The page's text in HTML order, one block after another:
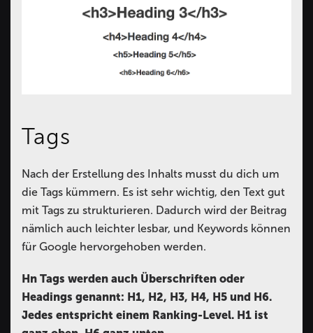
Tags
Nach der Erstellung des Inhalts musst du dich um
die Tags kümmern. Es ist sehr wichtig, den Text gut
mit Tags zu strukturieren. Dadurch wird der Beitrag
nämlich auch leichter lesbar, und Keywords können
für Google hervorgehoben werden.
Hn Tags werden auch Überschriften oder
Headings genannt: H1, H2, H3, H4, H5 und H6.
Jedes entspricht einem Ranking-Level. H1 ist